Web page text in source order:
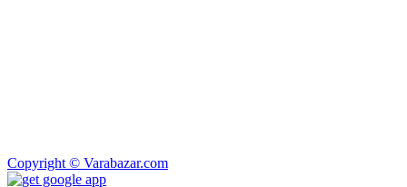
Copyright © Varabazar.com